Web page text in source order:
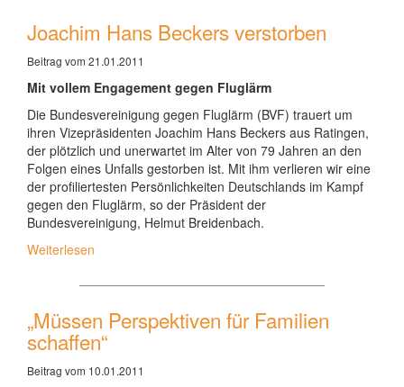
Joachim Hans Beckers verstorben
Beitrag vom 21.01.2011
Mit vollem Engagement gegen Fluglärm
Die Bundesvereinigung gegen Fluglärm (BVF) trauert um
ihren Vizepräsidenten Joachim Hans Beckers aus Ratingen,
der plötzlich und unerwartet im Alter von 79 Jahren an den
Folgen eines Unfalls gestorben ist. Mit ihm verlieren wir eine
der profiliertesten Persönlichkeiten Deutschlands im Kampf
gegen den Fluglärm, so der Präsident der
Bundesvereinigung, Helmut Breidenbach.
Weiterlesen
„Müssen Perspektiven für Familien
schaffen“
Beitrag vom 10.01.2011